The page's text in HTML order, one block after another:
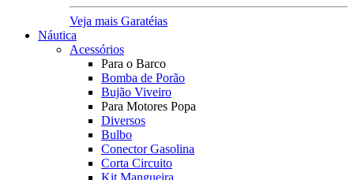
Veja mais Garatéias
Náutica
Acessórios
Para o Barco
Bomba de Porão
Bujão Viveiro
Para Motores Popa
Diversos
Bulbo
Conector Gasolina
Corta Circuito
Kit Mangueira